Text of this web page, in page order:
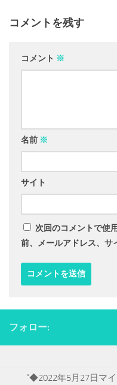
コメントを残す
コメント ※
名前 ※
サイト
次回のコメントで使
前、メールアドレス、サ
フォロー:
”◆2022年5月27日マ